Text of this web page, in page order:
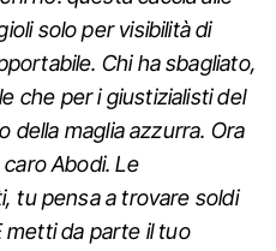
solo per visibilità di
Chi ha sbagliato,
che per i giustizialisti del
della maglia azzurra. Ora
Abodi. Le
tu pensa a trovare soldi
metti da parte il tuo